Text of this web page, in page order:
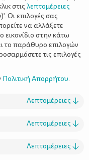
από τον
στις λεπτομέρειες
Οι επιλογές σας
να αλλάξετε
στην κάτω
το παράθυρο επιλογών
τις επιλογές
Πολιτική Απορρήτου.
Λεπτομέρειες ↓
Λεπτομέρειες ↓
Λεπτομέρειες ↓